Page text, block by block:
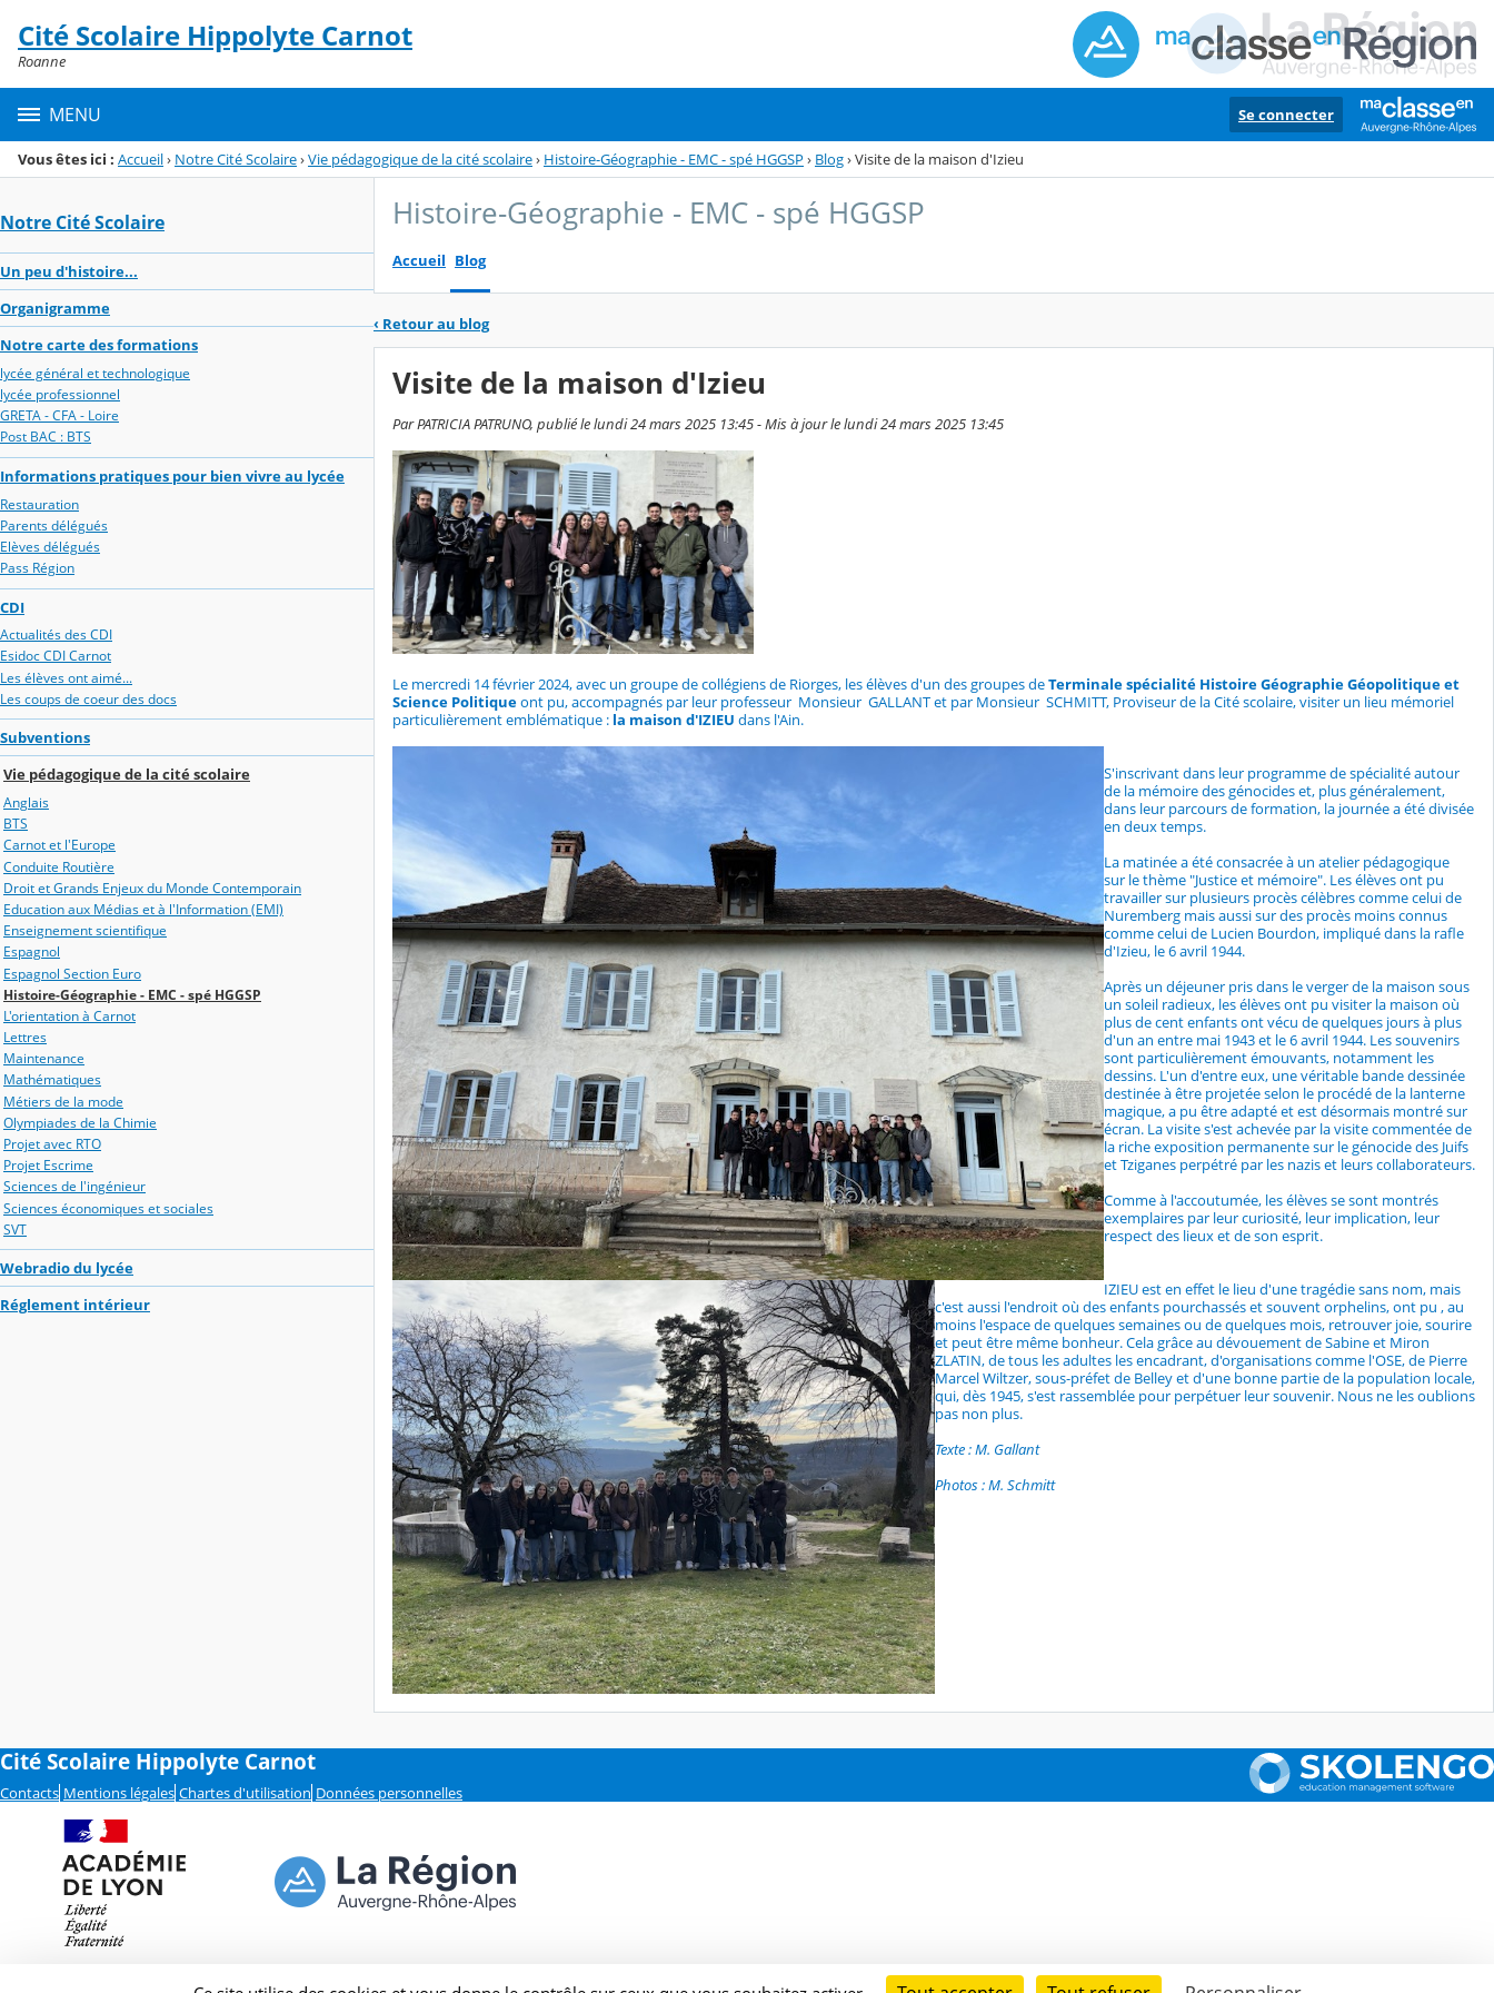
Menu de la rubrique
Contenu
Cité Scolaire Hippolyte Carnot
Roanne
MENU Se connecter
Vous êtes ici : Accueil› Notre Cité Scolaire›Vie pédagogique de la cité scolaire› Histoire-Géographie - EMC - spé HGGSP › Blog›Visite de la maison d'Izieu
Notre Cité Scolaire
Un peu d'histoire...
Organigramme
Notre carte des formations
lycée général et technologique
lycée professionnel
GRETA - CFA - Loire
Post BAC : BTS
Informations pratiques pour bien vivre au lycée
Restauration
Parents délégués
Elèves délégués
Pass Région
CDI
Actualités des CDI
Esidoc CDI Carnot
Les élèves ont aimé...
Les coups de coeur des docs
Subventions
Vie pédagogique de la cité scolaire
Anglais
BTS
Carnot et l'Europe
Conduite Routière
Droit et Grands Enjeux du Monde Contemporain
Education aux Médias et à l'Information (EMI)
Enseignement scientifique
Espagnol
Espagnol Section Euro
Histoire-Géographie - EMC - spé HGGSP
L'orientation à Carnot
Lettres
Maintenance
Mathématiques
Métiers de la mode
Olympiades de la Chimie
Projet avec RTO
Projet Escrime
Sciences de l'ingénieur
Sciences économiques et sociales
SVT
Webradio du lycée
Réglement intérieur
Histoire-Géographie - EMC - spé HGGSP
Accueil Blog
‹ Retour au blog
Visite de la maison d'Izieu
Par PATRICIA PATRUNO, publié le lundi 24 mars 2025 13:45 - Mis à jour le lundi 24 mars 2025 13:45
Le mercredi 14 février 2024, avec un groupe de collégiens de Riorges, les élèves d'un des groupes deTerminale spécialité Histoire Géographie Géopolitique et
Science Politiqueont pu, accompagnés par leur professeur Monsieur GALLANT et par Monsieur SCHMITT, Proviseur de la Cité scolaire, visiter un lieu mémoriel
particulièrement emblématique : la maison d'IZIEU dans l'Ain.
S'inscrivant dans leur programme de spécialité autour
de la mémoire des génocides et, plus généralement,
dans leur parcours de formation, la journée a été divisée
en deux temps.
La matinée a été consacrée à un atelier pédagogique
sur le thème "Justice et mémoire". Les élèves ont pu
travailler sur plusieurs procès célèbres comme celui de
Nuremberg mais aussi sur des procès moins connus
comme celui de Lucien Bourdon, impliqué dans la rafle
d'Izieu, le 6 avril 1944.
Après un déjeuner pris dans le verger de la maison sous
un soleil radieux, les élèves ont pu visiter la maison où
plus de cent enfants ont vécu de quelques jours à plus
d'un an entre mai 1943 et le 6 avril 1944. Les souvenirs
sont particulièrement émouvants, notamment les
dessins. L'un d'entre eux, une véritable bande dessinée
destinée à être projetée selon le procédé de la lanterne
magique, a pu être adapté et est désormais montré sur
écran. La visite s'est achevée par la visite commentée de
la riche exposition permanente sur le génocide des Juifs
et Tziganes perpétré par les nazis et leurs collaborateurs.
Comme à l'accoutumée, les élèves se sont montrés
exemplaires par leur curiosité, leur implication, leur
respect des lieux et de son esprit.
IZIEU est en effet le lieu d'une tragédie sans nom, mais
c'est aussi l'endroit où des enfants pourchassés et souvent orphelins, ont pu , au
moins l'espace de quelques semaines ou de quelques mois, retrouver joie, sourire
et peut être même bonheur. Cela grâce au dévouement de Sabine et Miron
ZLATIN, de tous les adultes les encadrant, d'organisations comme l'OSE, de Pierre
Marcel Wiltzer, sous-préfet de Belley et d'une bonne partie de la population locale,
qui, dès 1945, s'est rassemblée pour perpétuer leur souvenir. Nous ne les oublions
pas non plus.
Texte : M. Gallant
Photos : M. Schmitt
Cité Scolaire Hippolyte Carnot
Contacts Mentions légales Chartes d'utilisation Données personnelles